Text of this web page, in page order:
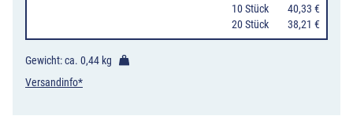
10 Stück
40,33 €
20 Stück
38,21 €
Gewicht: ca. 0,44 kg
Versandinfo*